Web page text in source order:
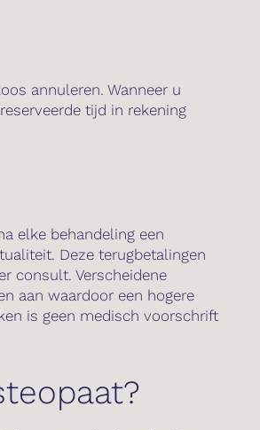
annuleren. Wanneer u
tijd in rekening
elke behandeling een
Deze terugbetalingen
consult. Verscheidene
aan waardoor een hogere
is geen medisch voorschrift